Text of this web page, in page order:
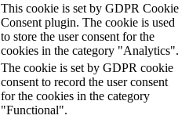
This cookie is set by GDPR Cookie
Consent plugin. The cookie is used
to store the user consent for the
cookies in the category "Analytics".
The cookie is set by GDPR cookie
consent to record the user consent
for the cookies in the category
"Functional".